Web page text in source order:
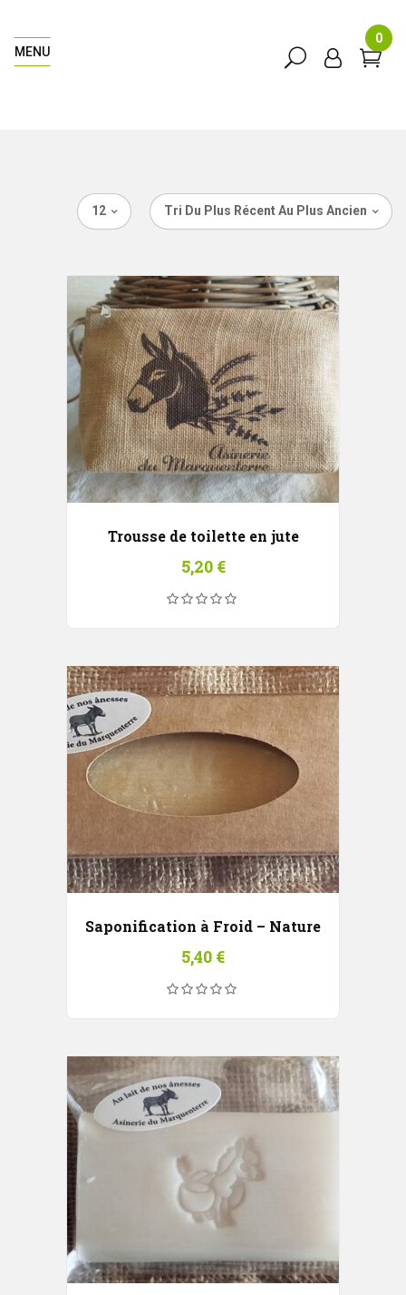
MENU
0
Tri Du Plus Récent Au Plus Ancien
12
Trousse de toilette en jute
5,20 €
Saponification à Froid – Nature
5,40 €